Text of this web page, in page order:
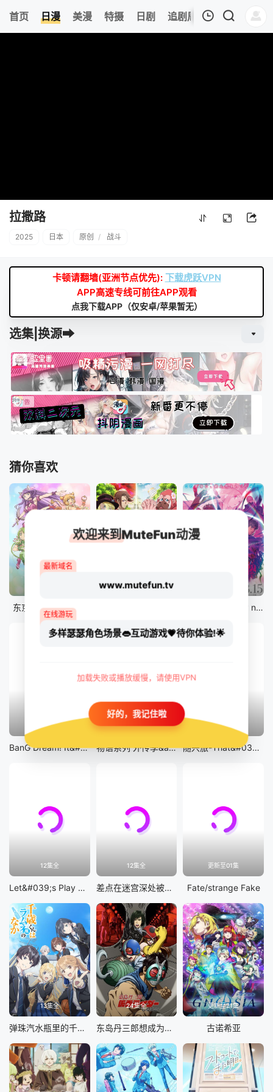
首页 日漫 美漫 特摄 日剧 追剧周表 今日更新
拉撒路
2025 日本 原创 / 战斗
卡顿请翻墙(亚洲节点优先): 下载虎跃VPN
APP高速专线可前往APP观看
点我下载APP（仅安卓/苹果暂无）
选集|换源➡
猜你喜欢
东京猫猫 NEW～♡
12集全
剧场版 Fate/stay night [Heaven&#039;s Feel] III.spring song
13集全
BanG Dream! It&#039;s MyGO!!!!!
14集全
物语系列 外传季&amp;怪物季
12集全
随兴旅-That&#039;s Journey-
12集全
Let&#039;s Play 充满挑战的人生
12集全
差点在迷宫深处被信任的伙伴杀掉，但靠着天赐技能「无限扭蛋」获得等级9999的伙伴，我要向前队友和世界展开复仇&amp;「给他们好看！」
更新至01集
Fate/strange Fake
13集全
弹珠汽水瓶里的千岁同学
24集全
东岛丹三郎想成为假面骑士
更新至21集
古诺希亚
欢迎来到MuteFun动漫
最新域名
www.mutefun.tv
在线游玩
多样瑟瑟角色场景👄互动游戏💗待你体验!🌟
加载失败或播放缓慢，请使用VPN
好的，我记住啦